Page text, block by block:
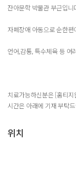
잔아문학 박물관 부근입니
자폐장애 아동으로 순한
언어,감통, 특수체육 등 여
치료가능하신분은 [홈티
시간은 아래에 기재 부탁
위치